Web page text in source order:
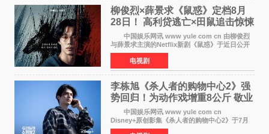
柳俊烈×薛景求《鼠惑》定档8月
28日！ 高利贷逃亡×田鼠追击惊悚
来袭
中国娱乐网讯 www yule com cn 由柳俊烈
与薛景求主演的Netflix新剧《鼠惑》于近日公开
主海报，正式定档8月28日上线。 海报中，柳
俊烈与薛景求背对背站立，各自朝向相反方向，
幽暗的色调与
电视剧
李栋旭《杀人者的购物中心2》强
势回归！为动作戏增重8公斤 敬业
获赞
中国娱乐网讯 www yule com cn
Disney+原创影集《杀人者的购物中心2》于7月
22日正式上线，由男神李栋旭主演的郑进湾以2 0